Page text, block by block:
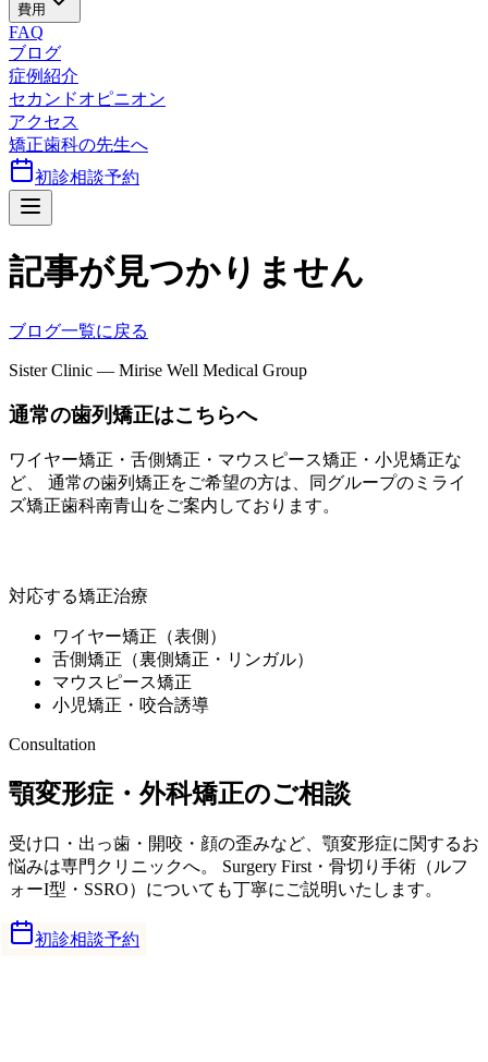
費用
FAQ
ブログ
症例紹介
セカンドオピニオン
アクセス
矯正歯科の先生へ
初診相談予約
記事が見つかりません
ブログ一覧に戻る
Sister Clinic — Mirise Well Medical Group
通常の歯列矯正はこちらへ
ワイヤー矯正・舌側矯正・マウスピース矯正・小児矯正な
ど、 通常の歯列矯正をご希望の方は、同グループの ミライ
ズ矯正歯科南青山をご案内しております。
対応する矯正治療
ワイヤー矯正（表側）
舌側矯正（裏側矯正・リンガル）
マウスピース矯正
小児矯正・咬合誘導
Consultation
顎変形症・外科矯正のご相談
受け口・出っ歯・開咬・顔の歪みなど、顎変形症に関するお
悩みは専門クリニックへ。 Surgery First・骨切り手術（ルフ
ォーI型・SSRO）についても丁寧にご説明いたします。
初診相談予約